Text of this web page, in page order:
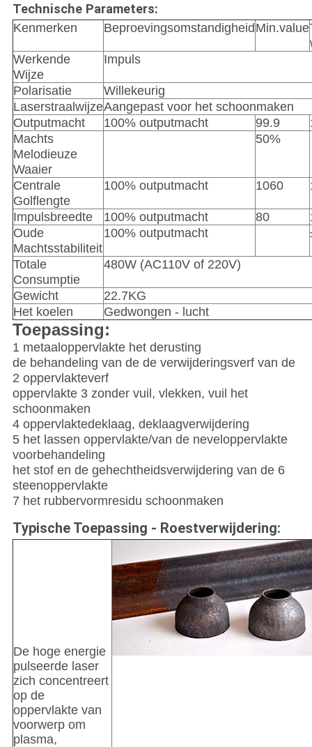
Technische Parameters:
Kenmerken Beproevingsomstandigheid Min.value
Werkende
Wijze
Impuls
Polarisatie
Willekeurig
LaserstraalwijzeAangepast voor het schoonmaken
Outputmacht
100% outputmacht 99.9
Machts
Melodieuze
Waaier
50%
Centrale
Golflengte
100% outputmacht 1060
Impulsbreedte 100% outputmacht 80
Oude
Machtsstabiliteit
100% outputmacht
Totale
Consumptie
480W (AC110V of 220V)
Gewicht
22.7KG
Het koelen
Gedwongen - lucht
Toepassing:
1 metaaloppervlakte het derusting
de behandeling van de de verwijderingsverf van de
2 oppervlakteverf
oppervlakte 3 zonder vuil, vlekken, vuil het
schoonmaken
4 oppervlaktedeklaag, deklaagverwijdering
5 het lassen oppervlakte/van de neveloppervlakte
voorbehandeling
het stof en de gehechtheidsverwijdering van de 6
steenoppervlakte
7 het rubbervormresidu schoonmaken
Typische Toepassing - Roestverwijdering:
De hoge energie
pulseerde laser
zich concentreert
op de
oppervlakte van
voorwerp om
plasma,